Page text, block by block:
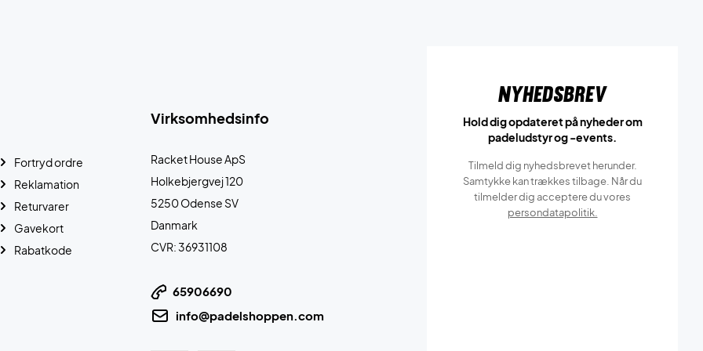
Virksomhedsinfo
Racket House ApS
Holkebjergvej 120
5250 Odense SV
Danmark
CVR: 36931108
65906690
info@padelshoppen.com
Fortryd ordre
Reklamation
Returvarer
Gavekort
Rabatkode
Nyhedsbrev
Hold dig opdateret på nyheder om
padeludstyr og -events.
Tilmeld dig nyhedsbrevet herunder.
Samtykke kan trækkes tilbage. Når du
tilmelder dig acceptere du vores
persondatapolitik.